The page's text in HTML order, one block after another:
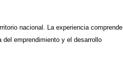
nacional. La experiencia comprende
emprendimiento y el desarrollo